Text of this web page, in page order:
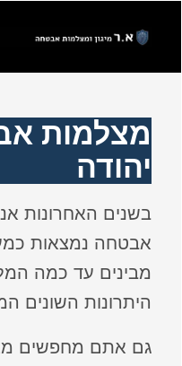
מצלמות
יהודה
בשנים האחרונות
אבטחה נמצאות
מבינים עד כמה
היתרונות השונים
גם אתם מחפשים